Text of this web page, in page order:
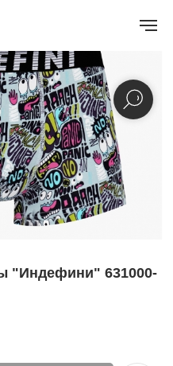
"Индефини" 631000-